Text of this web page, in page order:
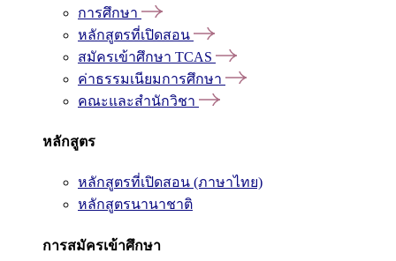
การศึกษา
หลักสูตรที่เปิดสอน
สมัครเข้าศึกษา TCAS
ค่าธรรมเนียมการศึกษา
คณะและสำนักวิชา
หลักสูตร
หลักสูตรที่เปิดสอน (ภาษาไทย)
หลักสูตรนานาชาติ
การสมัครเข้าศึกษา